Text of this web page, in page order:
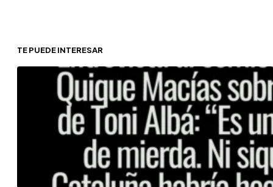
TE PUEDE INTERESAR